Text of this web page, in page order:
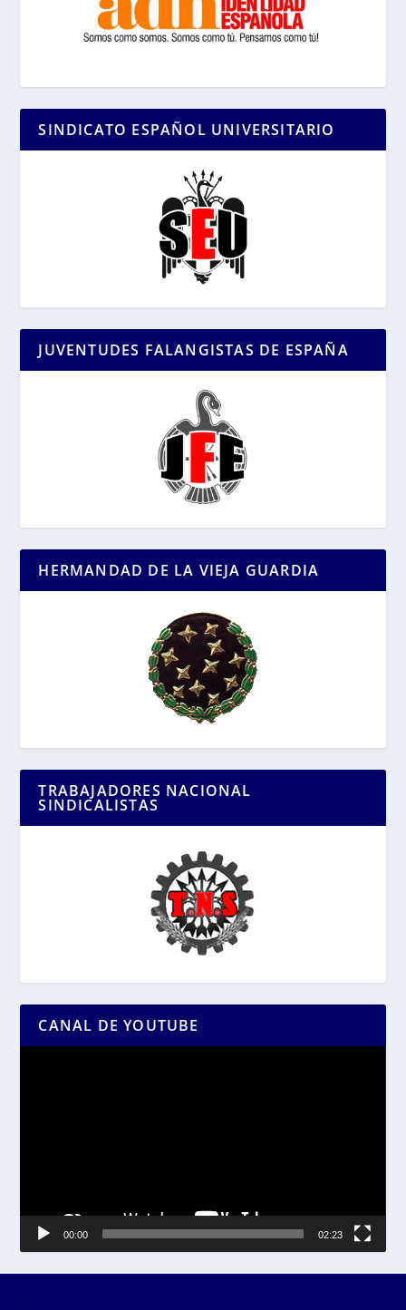
SINDICATO ESPAÑOL UNIVERSITARIO
JUVENTUDES FALANGISTAS DE ESPAÑA
HERMANDAD DE LA VIEJA GUARDIA
TRABAJADORES NACIONAL
SINDICALISTAS
CANAL DE YOUTUBE
00:00 02:23